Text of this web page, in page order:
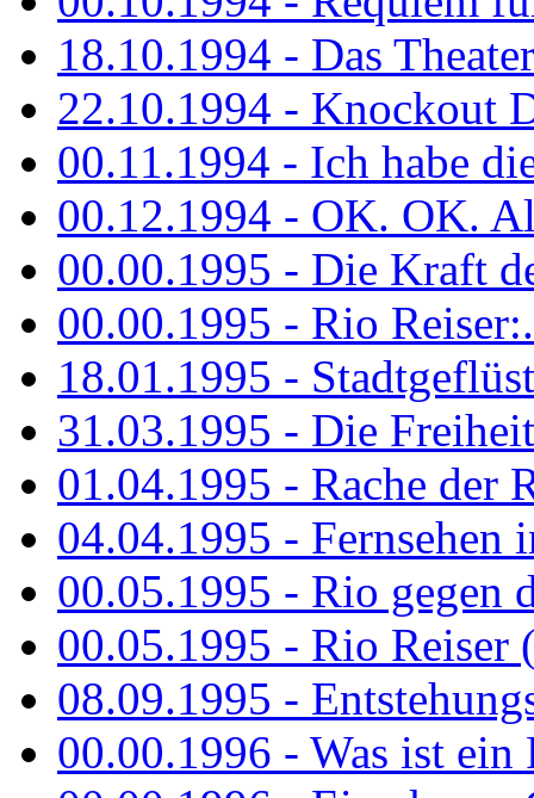
18.10.1994 - Das
22.10.1994 - Knockout
00.11.1994 - Ich habe
00.12.1994 - OK. OK.
00.00.1995 - Die Kraft
00.00.1995 - Rio
18.01.1995 -
31.03.1995 - Die
01.04.1995 - Rache der
04.04.1995 - Fernsehen
00.05.1995 - Rio gegen
00.05.1995 - Rio Reiser
08.09.1995 -
00.00.1996 - Was ist ein